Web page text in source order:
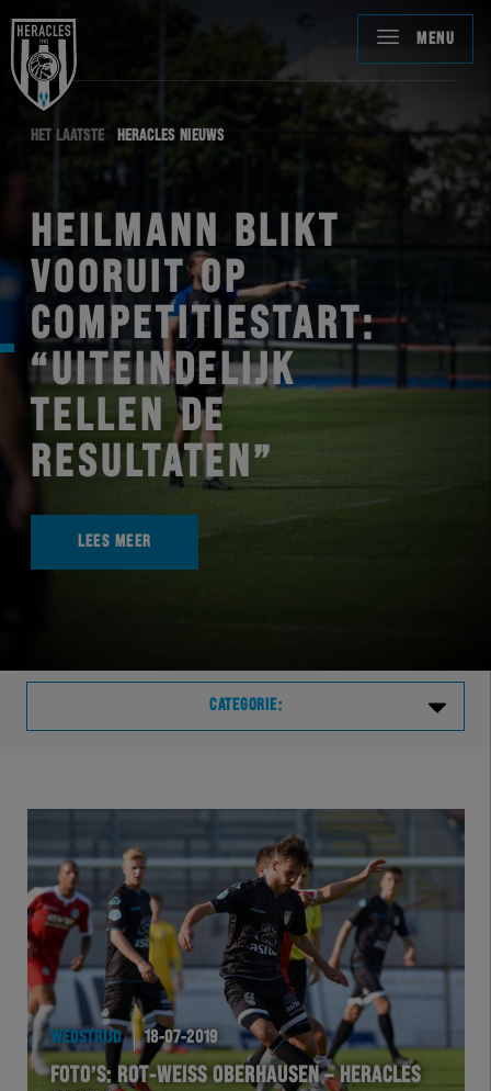
MENU
HET LAATSTE HERACLES NIEUWS
HEILMANN BLIKT
VOORUIT OP
COMPETITIESTART:
“UITEINDELIJK
TELLEN DE
RESULTATEN”
LEES MEER
CATEGORIE:
TELHER
HERVOL
HEREXC
EXCHER
WEDSTRIJD 18-07-2019
FOTO’S: ROT-WEISS OBERHAUSEN – HERACLES